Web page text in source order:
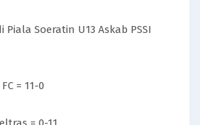
Piala Soeratin U13 Askab PSSI
= 11-0